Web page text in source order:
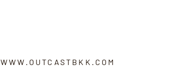
WWW.OUTCASTBKK.COM